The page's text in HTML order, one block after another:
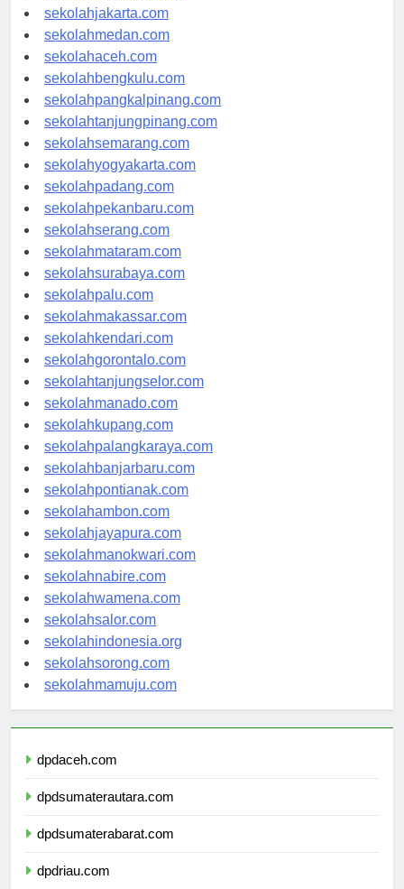
sekolahdenpasar.com
sekolahjakarta.com
sekolahmedan.com
sekolahaceh.com
sekolahbengkulu.com
sekolahpangkalpinang.com
sekolahtanjungpinang.com
sekolahsemarang.com
sekolahyogyakarta.com
sekolahpadang.com
sekolahpekanbaru.com
sekolahserang.com
sekolahmataram.com
sekolahsurabaya.com
sekolahpalu.com
sekolahmakassar.com
sekolahkendari.com
sekolahgorontalo.com
sekolahtanjungselor.com
sekolahmanado.com
sekolahkupang.com
sekolahpalangkaraya.com
sekolahbanjarbaru.com
sekolahpontianak.com
sekolahambon.com
sekolahjayapura.com
sekolahmanokwari.com
sekolahnabire.com
sekolahwamena.com
sekolahsalor.com
sekolahindonesia.org
sekolahsorong.com